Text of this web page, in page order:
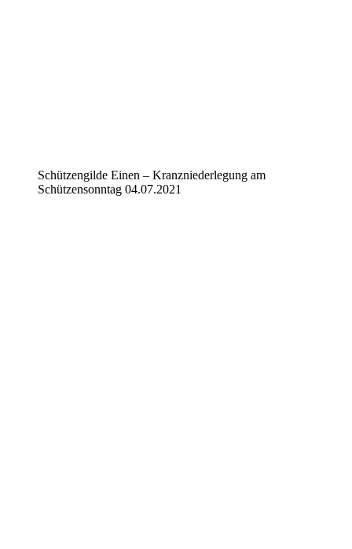
Schützengilde Einen – Kranzniederlegung am
Schützensonntag 04.07.2021